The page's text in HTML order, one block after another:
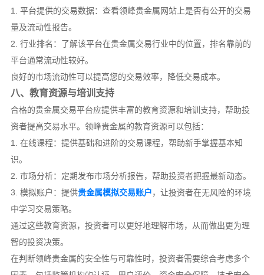
1. 平台提供的交易数据：查看领峰贵金属网站上是否有公开的交易
量及流动性报告。
2. 行业排名：了解该平台在贵金属交易行业中的位置，排名靠前的
平台通常流动性较好。
良好的市场流动性可以提高您的交易效率，降低交易成本。
八、教育资源与培训支持
合格的贵金属交易平台应提供丰富的教育资源和培训支持，帮助投
资者提高交易水平。领峰贵金属的教育资源可以包括：
1. 在线课程：提供基础和进阶的交易课程，帮助新手掌握基本知
识。
2. 市场分析：定期发布市场分析报告，帮助投资者把握最新动态。
3. 模拟账户：提供贵金属模拟交易账户，让投资者在无风险的环境
中学习交易策略。
通过这些教育资源，投资者可以更好地理解市场，从而做出更为理
智的投资决策。
在判断领峰贵金属的安全性与可靠性时，投资者需要综合考虑多个